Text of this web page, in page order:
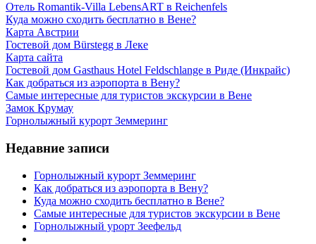
Отель Romantik-Villa LebensART в Reichenfels
Куда можно сходить бесплатно в Вене?
Карта Австрии
Гостевой дом Bürstegg в Леке
Карта сайта
Гостевой дом Gasthaus Hotel Feldschlange в Риде (Инкрайс)
Как добраться из аэропорта в Вену?
Самые интересные для туристов экскурсии в Вене
Замок Крумау
Горнолыжный курорт Земмеринг
Недавние записи
Горнолыжный курорт Земмеринг
Как добраться из аэропорта в Вену?
Куда можно сходить бесплатно в Вене?
Самые интересные для туристов экскурсии в Вене
Горнолыжный урорт Зеефельд